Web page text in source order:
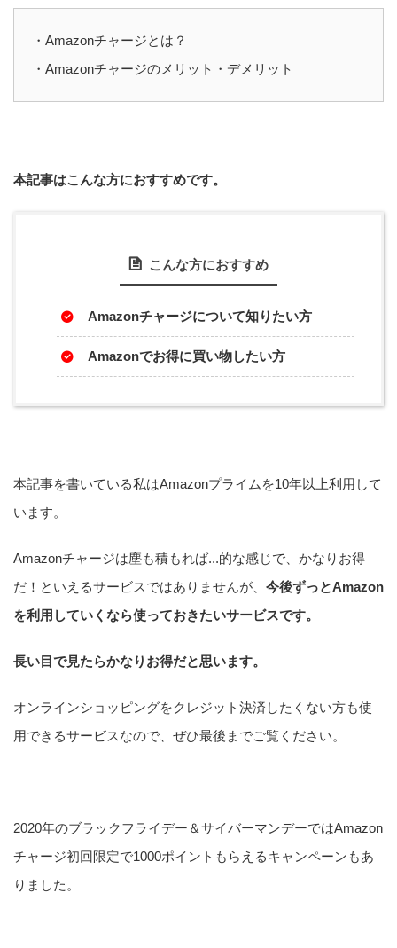
・Amazonチャージとは？
・Amazonチャージのメリット・デメリット
本記事はこんな方におすすめです。
こんな方におすすめ
Amazonチャージについて知りたい方
Amazonでお得に買い物したい方
本記事を書いている私はAmazonプライムを10年以上利用して
います。
Amazonチャージは塵も積もれば...的な感じで、かなりお得
だ！といえるサービスではありませんが、 今後ずっとAmazon
を利用していくなら使っておきたいサービスです。
長い目で見たらかなりお得だと思います。
オンラインショッピングをクレジット決済したくない方も使
用できるサービスなので、ぜひ最後までご覧ください。
2020年のブラックフライデー＆サイバーマンデーではAmazon
チャージ初回限定で1000ポイントもらえるキャンペーンもあ
りました。